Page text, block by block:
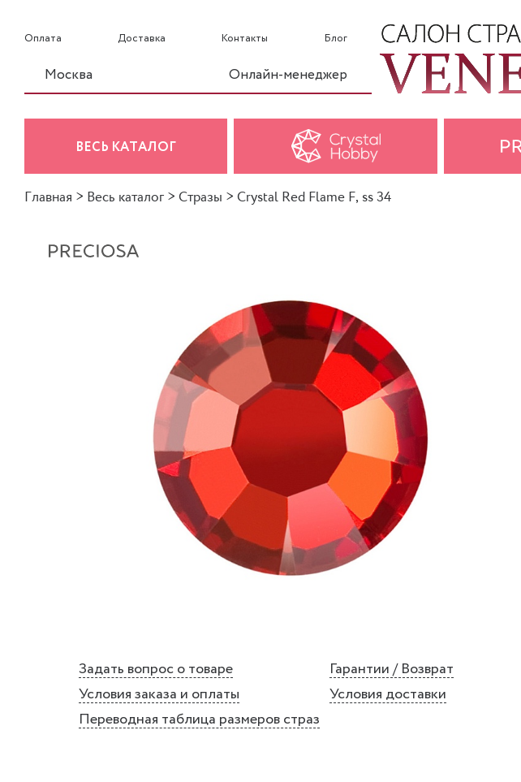
Оплата Доставка Контакты Блог
Москва Онлайн-менеджер
ВЕСЬ КАТАЛОГ
Главная > Весь каталог > Стразы > Crystal Red Flame F, ss 34
Задать вопрос о товаре
Гарантии / Возврат
Условия заказа и оплаты
Условия доставки
Переводная таблица размеров страз